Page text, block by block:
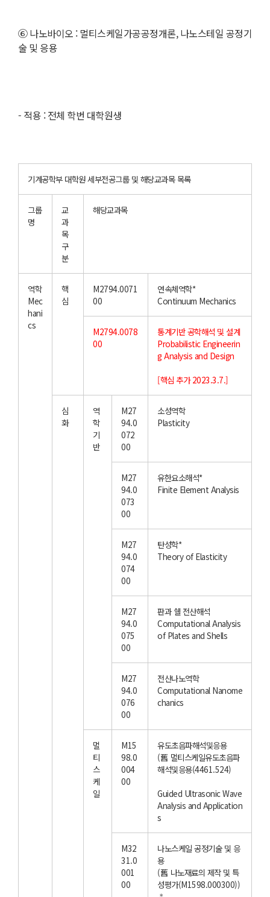
⑥나노바이오 : 멀티스케일가공공정개론, 나노스테일 공정기
술 및 응용
- 적용 : 전체 학번 대학원생
기계공학부 대학원 세부전공그룹 및 해당교과목 목록
그룹
명
교
과
목
구
분
해당교과목
역학
Mec
hani
cs
핵
심
M2794.0071
00
연속체역학*
Continuum Mechanics
M2794.0078
00
통계기반 공학해석 및 설계
Probabilistic Engineerin
g Analysis and Design
[핵심 추가 2023.3.7.]
심
화
역
학
기
반
M27
94.0
072
00
소성역학
Plasticity
M27
94.0
073
00
유한요소해석*
Finite Element Analysis
M27
94.0
074
00
탄성학*
Theory of Elasticity
M27
94.0
075
00
판과 쉘 전산해석
Computational Analysis
of Plates and Shells
M27
94.0
076
00
전산나노역학
Computational Nanome
chanics
멀
티
스
케
일
M15
98.0
004
00
유도초음파해석및응용
(舊 멀티스케일유도초음파
해석및응용(4461.524)
Guided Ultrasonic Wave
Analysis and Application
s
M32
31.0
001
00
나노스케일 공정기술 및 응
용
(舊 나노재료의 제작 및 특
성평가(M1598.000300))